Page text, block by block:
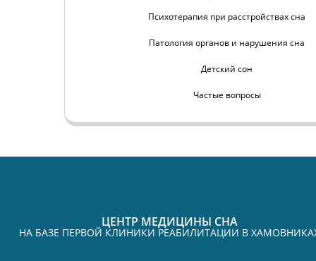
Психотерапия при расстройствах сна
Патология органов и нарушения сна
Детский сон
Частые вопросы
ЦЕНТР МЕДИЦИНЫ СНА
НА БАЗЕ ПЕРВОЙ КЛИНИКИ РЕАБИЛИТАЦИИ В